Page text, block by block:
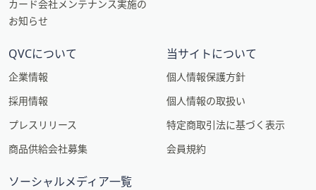
カード会社メンテナンス実施の
お知らせ
QVCについて
企業情報
採用情報
プレスリリース
商品供給会社募集
当サイトについて
個人情報保護方針
個人情報の取扱い
特定商取引法に基づく表示
会員規約
ソーシャルメディア一覧